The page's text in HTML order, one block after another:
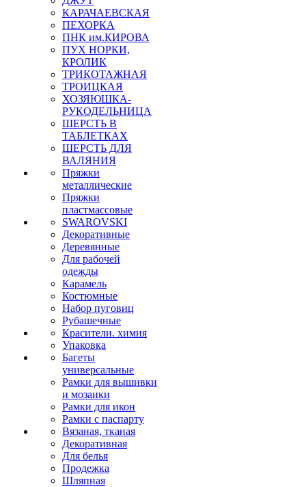
КАРАЧАЕВСКАЯ
ПЕХОРКА
ПНК им.КИРОВА
ПУХ НОРКИ,
КРОЛИК
ТРИКОТАЖНАЯ
ТРОИЦКАЯ
ХОЗЯЮШКА-
РУКОДЕЛЬНИЦА
ШЕРСТЬ В
ТАБЛЕТКАХ
ШЕРСТЬ ДЛЯ
ВАЛЯНИЯ
Пряжки
металлические
Пряжки
пластмассовые
SWAROVSKI
Декоративные
Деревянные
Для рабочей
одежды
Карамель
Костюмные
Набор пуговиц
Рубашечные
Красители. химия
Упаковка
Багеты
универсальные
Рамки для вышивки
и мозаики
Рамки для икон
Рамки с паспарту
Вязаная, тканая
Декоративная
Для белья
Продежка
Шляпная